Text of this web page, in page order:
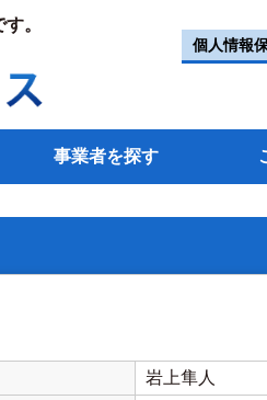
。
個人情報
事業者を探す
岩上隼人